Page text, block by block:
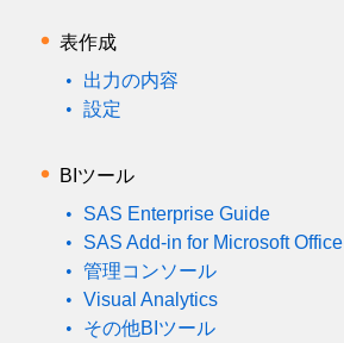
表作成
出力の内容
設定
BIツール
SAS Enterprise Guide
SAS Add-in for Microsoft Office
管理コンソール
Visual Analytics
その他BIツール